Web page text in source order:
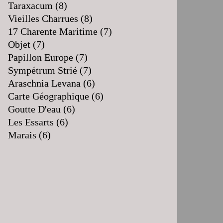
Taraxacum (8)
Vieilles Charrues (8)
17 Charente Maritime (7)
Objet (7)
Papillon Europe (7)
Sympétrum Strié (7)
Araschnia Levana (6)
Carte Géographique (6)
Goutte D'eau (6)
Les Essarts (6)
Marais (6)